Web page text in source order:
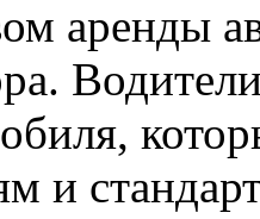
аренды
и